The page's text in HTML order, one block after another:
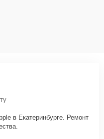
в Екатеринбурге. Ремонт